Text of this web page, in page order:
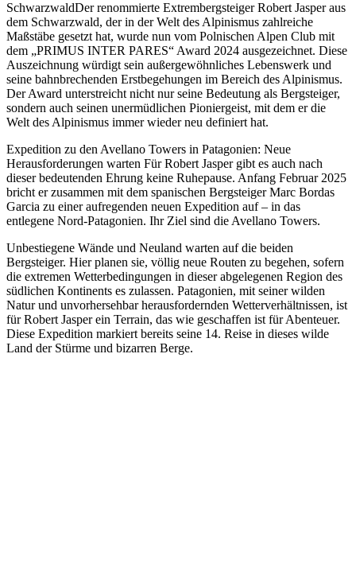
SchwarzwaldDer renommierte Extrembergsteiger Robert Jasper aus
dem Schwarzwald, der in der Welt des Alpinismus zahlreiche
Maßstäbe gesetzt hat, wurde nun vom Polnischen Alpen Club mit
dem „PRIMUS INTER PARES“ Award 2024 ausgezeichnet. Diese
Auszeichnung würdigt sein außergewöhnliches Lebenswerk und
seine bahnbrechenden Erstbegehungen im Bereich des Alpinismus.
Der Award unterstreicht nicht nur seine Bedeutung als Bergsteiger,
sondern auch seinen unermüdlichen Pioniergeist, mit dem er die
Welt des Alpinismus immer wieder neu definiert hat.
Expedition zu den Avellano Towers in Patagonien: Neue
Herausforderungen warten Für Robert Jasper gibt es auch nach
dieser bedeutenden Ehrung keine Ruhepause. Anfang Februar 2025
bricht er zusammen mit dem spanischen Bergsteiger Marc Bordas
Garcia zu einer aufregenden neuen Expedition auf – in das
entlegene Nord-Patagonien. Ihr Ziel sind die Avellano Towers.
Unbestiegene Wände und Neuland warten auf die beiden
Bergsteiger. Hier planen sie, völlig neue Routen zu begehen, sofern
die extremen Wetterbedingungen in dieser abgelegenen Region des
südlichen Kontinents es zulassen. Patagonien, mit seiner wilden
Natur und unvorhersehbar herausfordernden Wetterverhältnissen, ist
für Robert Jasper ein Terrain, das wie geschaffen ist für Abenteuer.
Diese Expedition markiert bereits seine 14. Reise in dieses wilde
Land der Stürme und bizarren Berge.